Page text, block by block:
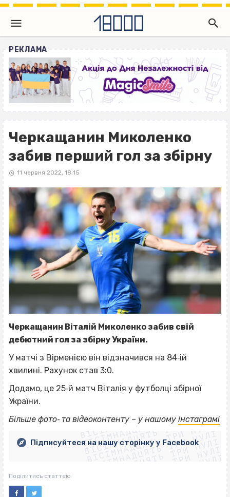
РЕКЛАМА
Черкащанин Миколенко
забив перший гол за збірну
11 червня 2022, 18:15
Черкащанин Віталій Миколенко забив свій
дебютний гол за збірну України.
У матчі з Вірменією він відзначився на 84‐ій
хвилині. Рахунок став 3:0.
Додамо, це 25‐й матч Віталія у футболці збірної
України.
Більше фото‐ та відеоконтенту – у нашому інстаграмі
ВІСІМНАДЦЯТЬ ТРИ НУЛІ
ВІСІМНАДЦЯТЬ ТРИ НУЛІ
ВІСІМНАДЦЯТЬ ТРИ НУЛІ
ВІСІМНАДЦЯТЬ ТРИ НУЛІ
ВІСІМНАДЦЯТЬ ТРИ НУЛІ
ВІСІМНАДЦЯТЬ ТРИ НУЛІ
ВІСІМНАДЦЯТЬ ТРИ НУЛІ
ВІСІМНАДЦЯТЬ ТРИ НУЛІ
Підписуйтеся на нашу сторінку у Facebook
Поділитись статтею